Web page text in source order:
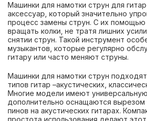
Машинки для намотки струн для
аксессуар, который значительно
процесс замены струн. С их
вращать колки, не тратя лишних
снятии струн. Такой инструмент
музыкантов, которые регулярно
гитару или часто меняют струны.
Машинки для намотки струн
типов гитар –акустических,
Многие модели имеют
дополнительно оснащаются вырезом
пинов на акустических гитарах.
простота использования делают